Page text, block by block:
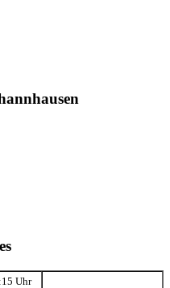
Uhr